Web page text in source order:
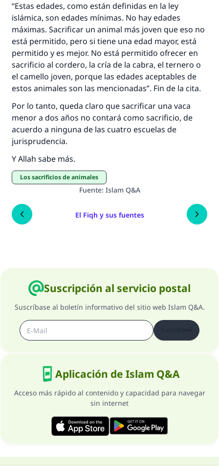
“Estas edades, como están definidas en la ley
islámica, son edades mínimas. No hay edades
máximas. Sacrificar un animal más joven que eso no
está permitido, pero si tiene una edad mayor, está
permitido y es mejor. No está permitido ofrecer en
sacrificio al cordero, la cría de la cabra, el ternero o
el camello joven, porque las edades aceptables de
estos animales son las mencionadas”. Fin de la cita.
Por lo tanto, queda claro que sacrificar una vaca
menor a dos años no contará como sacrificio, de
acuerdo a ninguna de las cuatro escuelas de
jurisprudencia.
Y Allah sabe más.
Los sacrificios de animales
Fuente: Islam Q&A
El Fiqh y sus fuentes
Suscripción al servicio postal
Suscríbase al boletín informativo del sitio web Islam Q&A.
Aplicación de Islam Q&A
Acceso más rápido al contenido y capacidad para navegar
sin internet